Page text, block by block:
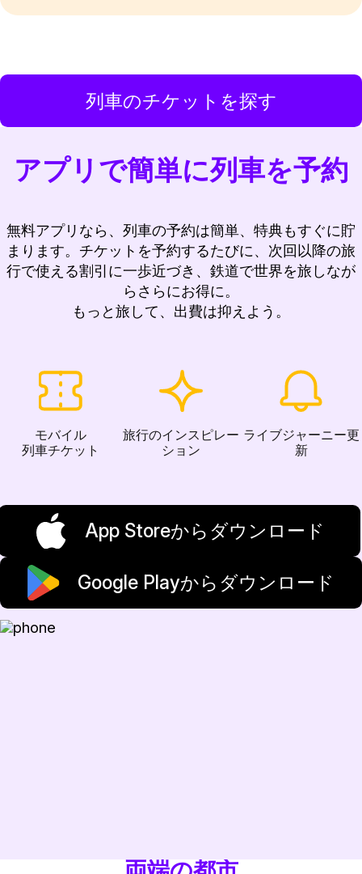
列車のチケットを探す
アプリで簡単に列車を予約
無料アプリなら、列車の予約は簡単、特典もすぐに貯
まります。チケットを予約するたびに、次回以降の旅
行で使える割引に一歩近づき、鉄道で世界を旅しなが
らさらにお得に。
もっと旅して、出費は抑えよう。
モバイル
列車チケット
旅行のインスピレー
ション
ライブジャーニー更
新
App Storeからダウンロード
Google Playからダウンロード